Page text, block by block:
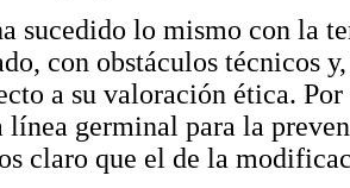
sucedido lo mismo con la
con obstáculos técnicos
a su valoración ética.
línea germinal para la
claro que el de la